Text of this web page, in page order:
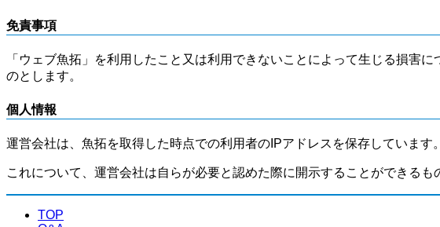
免責事項
「ウェブ魚拓」を利用したこと又は利用できないことによって生じる損害
のとします。
個人情報
運営会社は、魚拓を取得した時点での利用者のIPアドレスを保存しています。
これについて、運営会社は自らが必要と認めた際に開示することができるも
TOP